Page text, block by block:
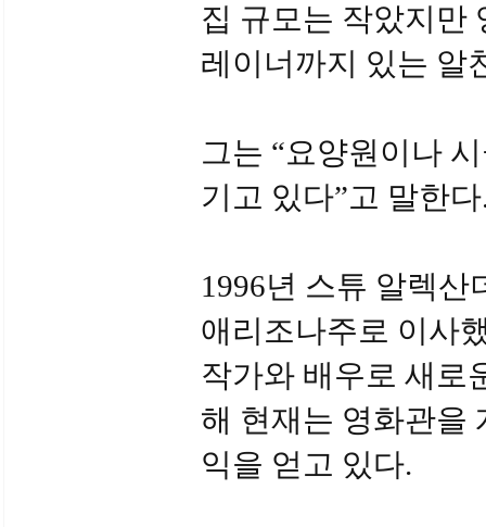
집 규모는 작았지만
레이너까지 있는 알
그는 “요양원이나
기고 있다”고 말한
1996년 스튜 알렉산
애리조나주로 이사
작가와 배우로 새로
해 현재는 영화관을
익을 얻고 있다.